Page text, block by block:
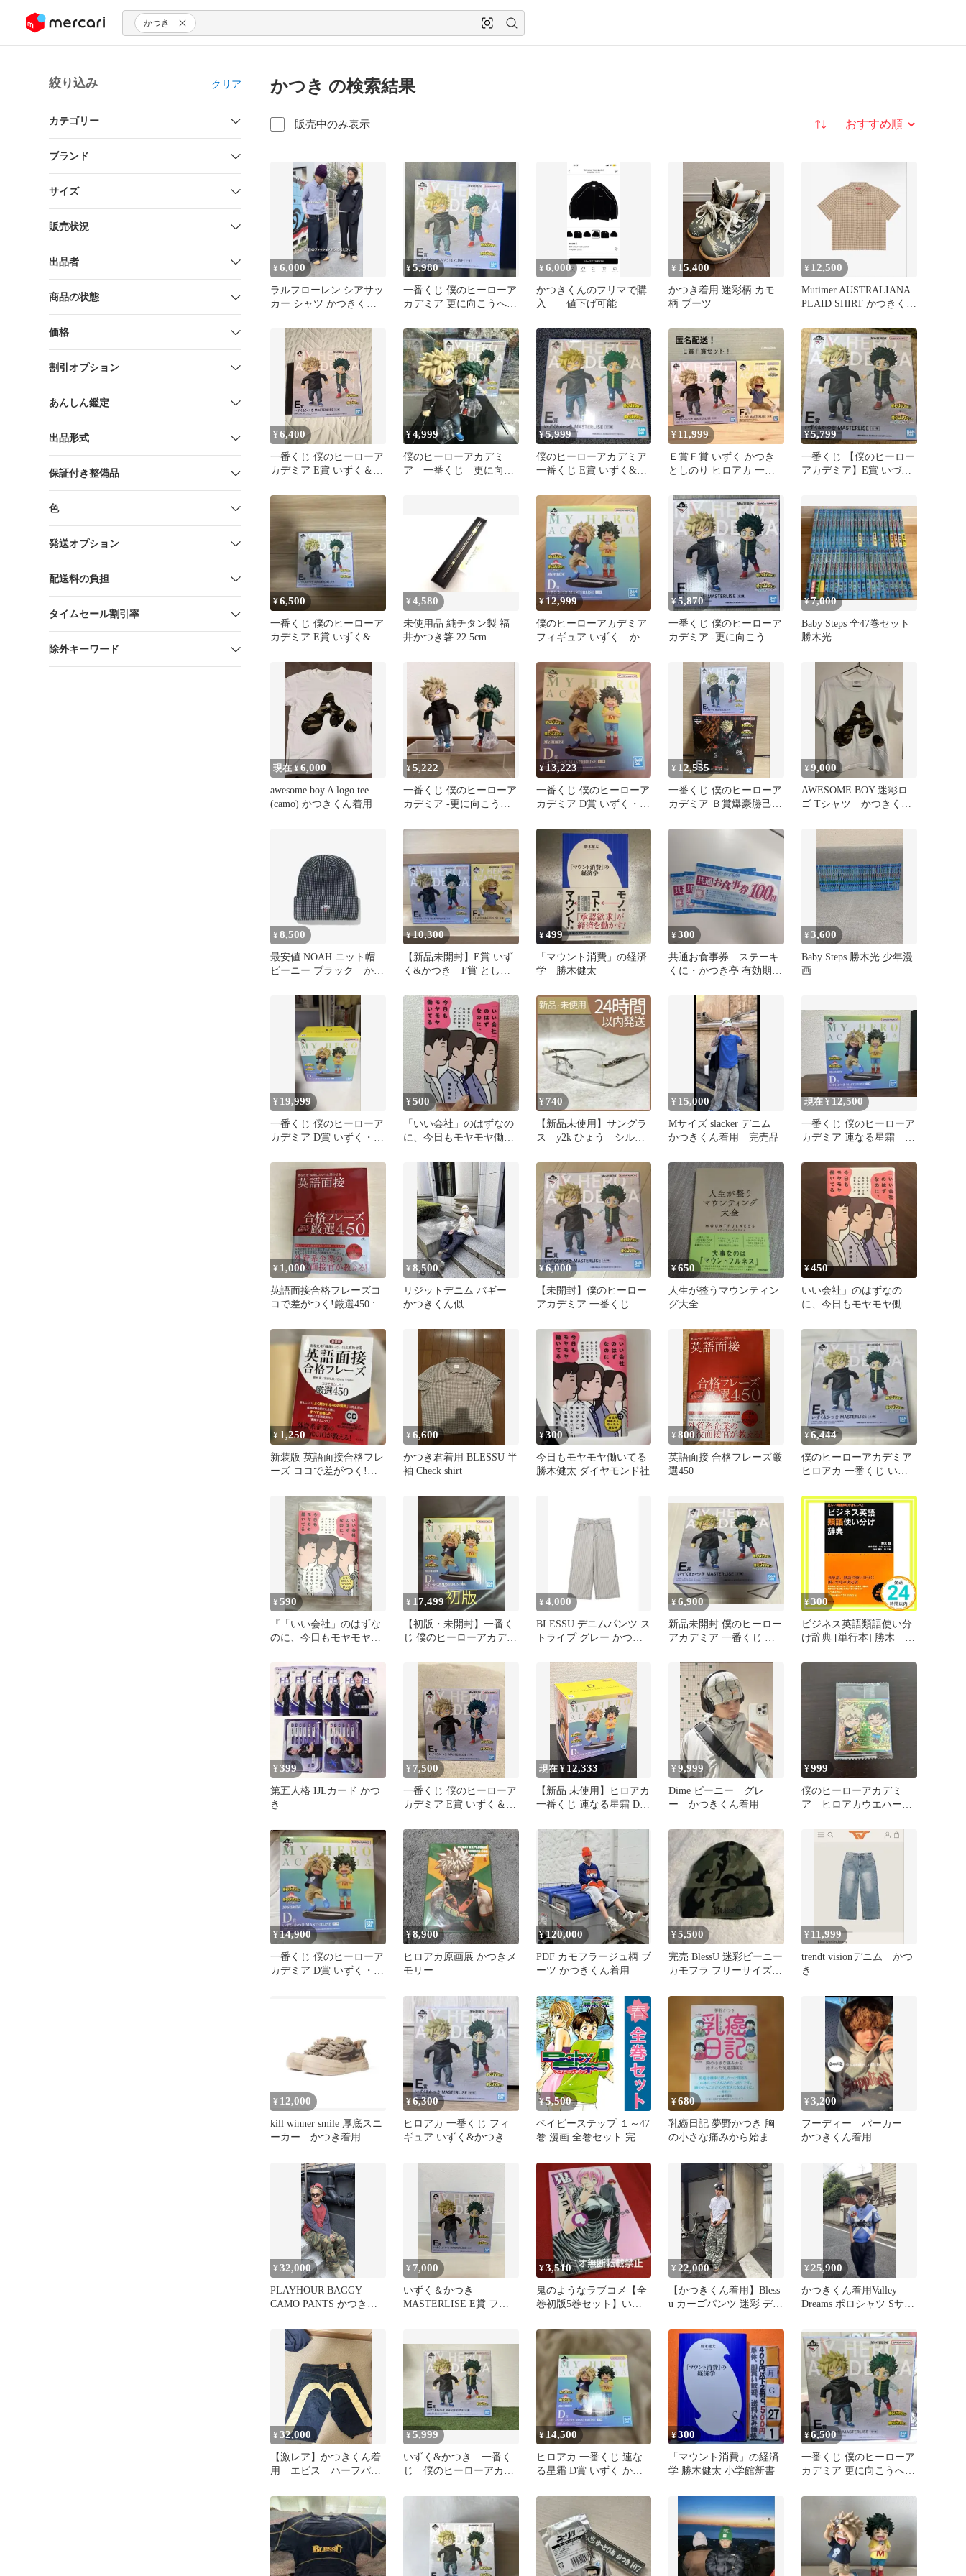
ツにスキップ かつき
絞り込み クリア
カテゴリー
ブランド
サイズ
販売状況
出品者
商品の状態
価格
割引オプション
あんしん鑑定
出品形式
保証付き整備品
色
発送オプション
配送料の負担
タイムセール割引率
除外キーワード
かつき の検索結果
販売中のみ表示 並び替え
¥6,000
ラルフローレン シアサッ
カー シャツ かつきくん
¥5,980
一番くじ 僕のヒーローア
カデミア 更に向こうへ
¥6,000
かつきくんのフリマで購
入 値下げ可能
¥ 15,400
かつき着用 迷彩柄 カモ
柄 ブーツ
¥ 12,500
Mutimer AUSTRALIANA
PLAID SHIRT かつきくん
¥6,400
一番くじ 僕のヒーローア
カデミア E賞 いずく＆か
¥4,999
僕のヒーローアカデミ
ア 一番くじ 更に向こ
¥5,999
僕のヒーローアカデミア
一番くじ E賞 いずく&か
¥ 11,999
Ｅ賞Ｆ賞 いずく かつき
としのり ヒロアカ 一番
こうへ
¥5,799
一番くじ 【僕のヒーロー
アカデミア】E賞 いづく
¥6,500
一番くじ 僕のヒーローア
カデミア E賞 いずく&か
¥4,580
未使用品 純チタン製 福
井かつき箸 22.5cm
¥12,999
僕のヒーローアカデミア
フィギュア いずく かつ
¥5,870
一番くじ 僕のヒーローア
カデミア -更に向こう
き 幼少期
¥7,000
Baby Steps 全47巻セット
勝木光
現在 ¥6,000
awesome boy A logo tee
(camo) かつきくん着用
¥5,222
一番くじ 僕のヒーローア
カデミア -更に向こうへ-
¥13,223
一番くじ 僕のヒーローア
カデミア D賞 いずく・か
¥ 12,555
一番くじ 僕のヒーローア
カデミア Ｂ賞爆豪勝己 E
開封
¥9,000
AWESOME BOY 迷彩ロ
ゴ Tシャツ かつきくん
¥8,500
最安値 NOAH ニット帽
ビーニー ブラック かつ
¥10,300
【新品未開封】E賞 いず
く&かつき F賞 としの
¥499
「マウント消費」の経済
学 勝木健太
¥300
共通お食事券 ステーキ
くに・かつき亭 有効期限
¥3,600
Baby Steps 勝木光 少年漫
画
¥ 19,999
一番くじ 僕のヒーローア
カデミア D賞 いずく・か
¥500
「いい会社」のはずなの
に、今日もモヤモヤ働い
¥ 740
【新品未使用】サングラ
ス y2k ひょう シルバ
ん
¥ 15,000
Mサイズ slacker デニム
かつきくん着用 完売品
現在 ¥ 12,500
一番くじ 僕のヒーローア
カデミア 連なる星霜 D
ギュア
¥ 1,000
英語面接合格フレーズコ
コで差がつく!厳選450 :
と…
¥8,500
リジットデニム バギー
かつきくん似
¥6,000
【未開封】僕のヒーロー
アカデミア 一番くじ 更
かつき
¥650
人生が整うマウンティン
グ大全
¥450
いい会社」のはずなの
に、今日もモヤモヤ働い
¥ 1,250
新装版 英語面接合格フレ
ーズ ココで差がつく!厳
¥6,600
かつき君着用 BLESSU 半
袖 Check shirt
¥300
今日もモヤモヤ働いてる
勝木健太 ダイヤモンド社
¥800
英語面接 合格フレーズ厳
選450
¥6,444
僕のヒーローアカデミア
ヒロアカ 一番くじ いず
ギュア
¥590
『「いい会社」のはずな
のに、今日もモヤモヤ働
¥ 17,499
【初版・未開封】一番く
じ 僕のヒーローアカデミ
¥4,000
BLESSU デニムパンツ ス
トライプ グレー かつき
¥6,900
新品未開封 僕のヒーロー
アカデミア 一番くじ フ
つき
¥300
ビジネス英語類語使い分
け辞典 [単行本] 勝木
Kuroda? 福水 隆介; 商 洋
¥399
第五人格 IJLカード かつ
き
¥ 7,500
一番くじ 僕のヒーローア
カデミア E賞 いずく＆か
現在 ¥ 12,333
【新品 未使用】ヒロアカ
一番くじ 連なる星霜 D賞
¥9,999
Dime ビーニー グレ
ー かつきくん着用
¥999
僕のヒーローアカデミ
ア ヒロアカウエハース
＆かつき
¥14,900
一番くじ 僕のヒーローア
カデミア D賞 いずく・か
¥8,900
ヒロアカ原画展 かつきメ
モリー
¥120,000
PDF カモフラージュ柄 ブ
ーツ かつきくん着用
¥5,500
完売 BlessU 迷彩ビーニー
カモフラ フリーサイズ
¥ 11,999
trendt visionデニム かつ
き
¥ 12,000
kill winner smile 厚底スニ
ーカー かつき着用
¥6,300
ヒロアカ 一番くじ フィ
ギュア いずく&かつき
¥5,500
ベイビーステップ １～47
巻 漫画 全巻セット 完結
社（少年コミック）
¥680
乳癌日記 夢野かつき 胸
の小さな痛みから始まっ
¥3,200
フーディー パーカー
かつきくん着用
¥32,000
PLAYHOUR BAGGY
CAMO PANTS かつきく
¥ 7,000
いずく＆かつき
MASTERLISE E賞 フィ
¥3,510
鬼のようなラブコメ【全
巻初版5巻セット】いづ
¥22,000
【かつきくん着用】Bless
u カーゴパンツ 迷彩 デニ
¥25,900
かつきくん着用Valley
Dreams ポロシャツ Sサイ
¥32,000
【激レア】かつきくん着
用 エビス ハーフパン
¥5,999
いずく&かつき 一番く
じ 僕のヒーローアカデ
¥ 14,500
ヒロアカ 一番くじ 連な
る星霜 D賞 いずく かつ
¥300
「マウント消費」の経済
学 勝木健太 小学館新書
¥6,500
一番くじ 僕のヒーローア
カデミア 更に向こうへ E
ュア